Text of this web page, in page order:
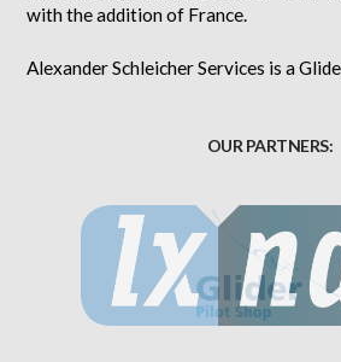
with the addition of France.
Alexander Schleicher Services is a
OUR PARTNERS: